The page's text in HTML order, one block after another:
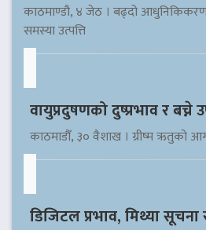
काठमाण्डौ, ४ जेठ । बढ्दो
समस्या उत्पत्ति
वायुप्रदुषणको दुष्प्रभाव र बच्ने
काठमाडौँ, ३० वैशाख । ग्रीष्म ऋतुको
डिजिटल प्रभाव, मिथ्या